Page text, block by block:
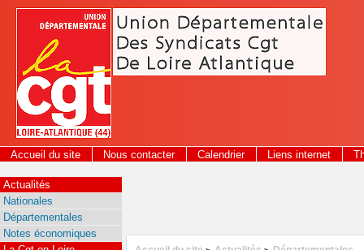
Panneau de gestion des cookies
Accueil du site Nous contacter Calendrier Liens internet
2026
Actualités
Nationales
Départementales
Notes économiques